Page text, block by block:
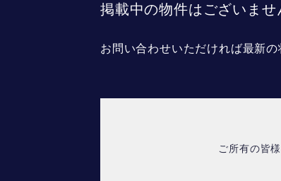
掲載中の物件はございませ
お問い合わせいただければ最新の
ご所有の皆